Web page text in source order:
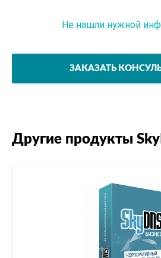
Не нашли нужной
ЗАКАЗАТЬ
Другие продукты